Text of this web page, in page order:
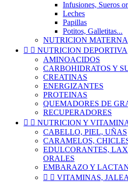
Infusiones, Sueros
Leches
Papillas
Potitos, Galletitas...
NUTRICION MATERNA
  NUTRICION DEPORTIVA
AMINOACIDOS
CARBOHIDRATOS Y
CREATINAS
ENERGIZANTES
PROTEINAS
QUEMADORES DE
RECUPERADORES
  NUTRICION Y
CABELLO, PIEL, UÑAS
CARAMELOS,
EDULCORANTES,
ORALES
EMBARAZO Y
  VITAMINAS,